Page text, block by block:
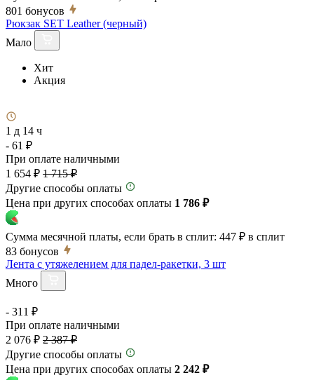
801 бонусов
Рюкзак SET Leather (черный)
Мало
Хит
Акция
1 д 14 ч
- 61 ₽
При оплате наличными
1 654 ₽ 1 715 ₽
Другие способы оплаты
Цена при других способах оплаты 1 786 ₽
Сумма месячной платы, если брать в сплит: 447 ₽ в сплит
83 бонусов
Лента с утяжелением для падел-ракетки, 3 шт
Много
- 311 ₽
При оплате наличными
2 076 ₽ 2 387 ₽
Другие способы оплаты
Цена при других способах оплаты 2 242 ₽